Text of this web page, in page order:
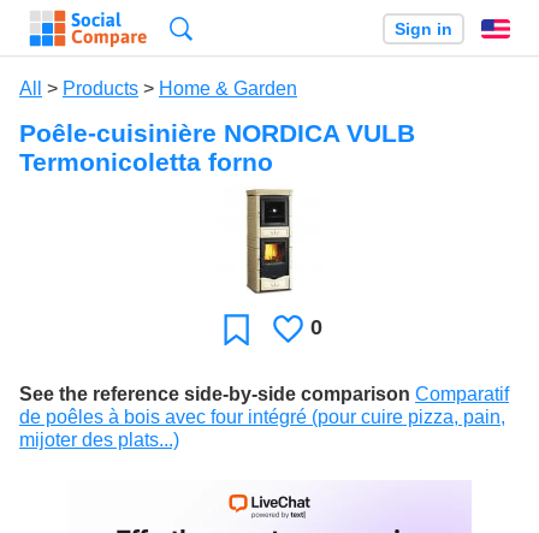
Sign in
All > Products > Home & Garden
Poêle-cuisinière NORDICA VULB
Termonicoletta forno
FavoriteLikes
0
See the reference side-by-side comparison Comparatif
de poêles à bois avec four intégré (pour cuire pizza, pain,
mijoter des plats...)